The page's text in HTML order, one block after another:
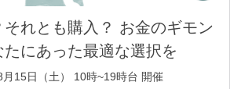
それとも購入？ お金のギモン
にあった最適な選択を
15日（土） 10時~19時台 開催